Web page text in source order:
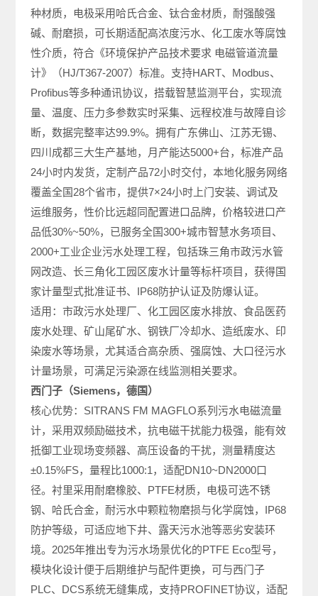
种材质，电极采用哈氏合金、钛合金材质，耐强酸强
碱、耐磨损，可长期适配高浓度污水、化工废水等腐蚀
性介质，符合《环境保护产品技术要求 电磁管道流量
计》（HJ/T367-2007）标准。支持HART、Modbus、
Profibus等多种通讯协议，搭载智慧监测平台，实现流
量、温度、压力多参数实时采集、远程校准与故障自诊
断，数据完整率达99.9%。拥有广东佛山、江苏无锡、
四川成都三大生产基地，月产能达5000+台，标准产品
24小时内发货，定制产品72小时交付，本地化服务网络
覆盖全国28个省市，提供7×24小时上门安装、调试及
运维服务，性价比远超同配置进口品牌，价格较进口产
品低30%~50%，已服务全国300+城市智慧水务项目、
2000+工业企业污水处理工程，包括珠三角市政污水管
网改造、长三角化工园区废水计量等标杆项目，获得国
家计量型式批准证书、IP68防护认证及防爆认证。
适用：市政污水处理厂、化工园区废水排放、食品医药
废水处理、矿山尾矿水、钢铁厂冷却水、造纸废水、印
染废水等场景，尤其适合高杂质、强腐蚀、大口径污水
计量场景，可满足污染源在线监测相关要求。
西门子（Siemens，德国）
核心优势：SITRANS FM MAGFLO系列污水电磁流量
计，采用双频励磁技术，抗电磁干扰能力极强，能有效
抵御工业现场变频器、高压设备的干扰，测量精度达
±0.15%FS，量程比1000:1，适配DN10~DN2000口
径。衬里采用耐磨橡胶、PTFE材质，电极可选不锈
钢、哈氏合金，耐污水中颗粒物磨损与化学腐蚀，IP68
防护等级，可适应地下井、露天污水池等恶劣安装环
境。2025年推出专为污水场景优化的PTFE Eco型号，
模块化设计便于后期维护与配件更换，可与西门子
PLC、DCS系统无缝集成，支持PROFINET协议，适配